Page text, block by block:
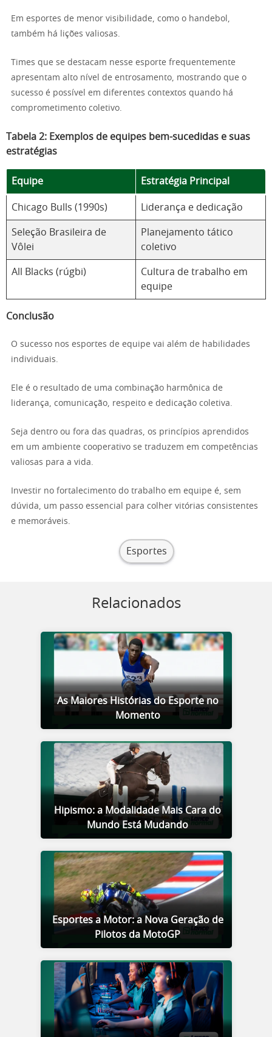
Em esportes de menor visibilidade, como o handebol,
também há lições valiosas.
Times que se destacam nesse esporte frequentemente
apresentam alto nível de entrosamento, mostrando que o
sucesso é possível em diferentes contextos quando há
comprometimento coletivo.
Tabela 2: Exemplos de equipes bem-sucedidas e suas
estratégias
Equipe Estratégia Principal
Chicago Bulls (1990s) Liderança e dedicação
Seleção Brasileira de
Vôlei
Planejamento tático
coletivo
All Blacks (rúgbi)
Cultura de trabalho em
equipe
Conclusão
O sucesso nos esportes de equipe vai além de habilidades
individuais.
Ele é o resultado de uma combinação harmônica de
liderança, comunicação, respeito e dedicação coletiva.
Seja dentro ou fora das quadras, os princípios aprendidos
em um ambiente cooperativo se traduzem em competências
valiosas para a vida.
Investir no fortalecimento do trabalho em equipe é, sem
dúvida, um passo essencial para colher vitórias consistentes
e memoráveis.
Esportes
Relacionados
As Maiores Histórias do Esporte no
Momento
Hipismo: a Modalidade Mais Cara do
Mundo Está Mudando
Esportes a Motor: a Nova Geração de
Pilotos da MotoGP